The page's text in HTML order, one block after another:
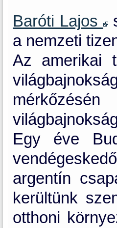
Baróti Lajos
a nemzeti
Az amerikai
Egy éve
argentín
kerültünk
otthoni